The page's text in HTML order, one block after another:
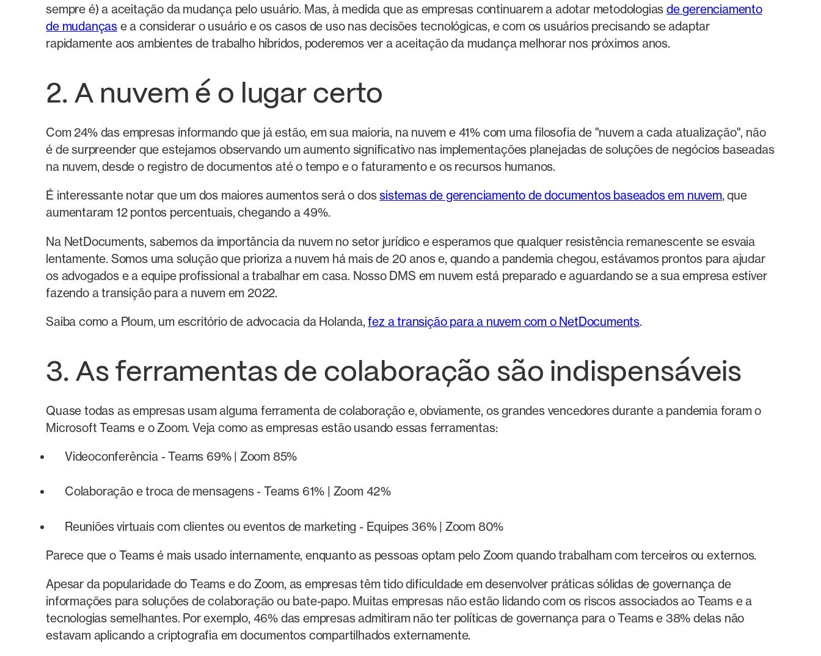
sempre é) a aceitação da mudança pelo usuário. Mas, à medida que as empresas continuarem a adotar metodologias de gerenciamento
de mudanças e a considerar o usuário e os casos de uso nas decisões tecnológicas, e com os usuários precisando se adaptar
rapidamente aos ambientes de trabalho híbridos, poderemos ver a aceitação da mudança melhorar nos próximos anos.
2. A nuvem é o lugar certo
Com 24% das empresas informando que já estão, em sua maioria, na nuvem e 41% com uma filosofia de "nuvem a cada atualização", não
é de surpreender que estejamos observando um aumento significativo nas implementações planejadas de soluções de negócios baseadas
na nuvem, desde o registro de documentos até o tempo e o faturamento e os recursos humanos.
É interessante notar que um dos maiores aumentos será o dossistemas de gerenciamento de documentos baseados em nuvem, que
aumentaram 12 pontos percentuais, chegando a 49%.
Na NetDocuments, sabemos da importância da nuvem no setor jurídico e esperamos que qualquer resistência remanescente se esvaia
lentamente. Somos uma solução que prioriza a nuvem há mais de 20 anos e, quando a pandemia chegou, estávamos prontos para ajudar
os advogados e a equipe profissional a trabalhar em casa. Nosso DMS em nuvem está preparado e aguardando se a sua empresa estiver
fazendo a transição para a nuvem em 2022.
Saiba como a Ploum, um escritório de advocacia da Holanda,fez a transição para a nuvem com o NetDocuments.
3. As ferramentas de colaboração são indispensáveis
Quase todas as empresas usam alguma ferramenta de colaboração e, obviamente, os grandes vencedores durante a pandemia foram o
Microsoft Teams e o Zoom. Veja como as empresas estão usando essas ferramentas:
Videoconferência - Teams 69% | Zoom 85%
Colaboração e troca de mensagens - Teams 61% | Zoom 42%
Reuniões virtuais com clientes ou eventos de marketing - Equipes 36% | Zoom 80%
Parece que o Teams é mais usado internamente, enquanto as pessoas optam pelo Zoom quando trabalham com terceiros ou externos.
Apesar da popularidade do Teams e do Zoom, as empresas têm tido dificuldade em desenvolver práticas sólidas de governança de
informações para soluções de colaboração ou bate-papo. Muitas empresas não estão lidando com os riscos associados ao Teams e a
tecnologias semelhantes. Por exemplo, 46% das empresas admitiram não ter políticas de governança para o Teams e 38% delas não
estavam aplicando a criptografia em documentos compartilhados externamente.